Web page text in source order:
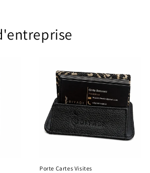
Porte Cartes Visites